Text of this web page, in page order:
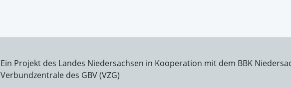
Ein Projekt des Landes Niedersachsen in Kooperation mit dem BBK
Verbundzentrale des GBV (VZG)